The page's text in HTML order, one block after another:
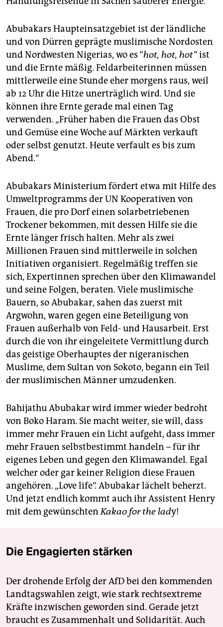
Abubakars Haupteinsatzgebiet ist der ländliche
und von Dürren geprägte muslimische Nordosten
und Nordwesten Nigerias, wo es “hot, hot, hot“ist
und die Ernte mäßig. Feldarbeiterinnen müssen
mittlerweile eine Stunde eher morgens raus, weil
ab 12 Uhr die Hitze unerträglich wird. Und sie
können ihre Ernte gerade mal einen Tag
verwenden. „Früher haben die Frauen das Obst
und Gemüse eine Woche auf Märkten verkauft
oder selbst genutzt. Heute verfault es bis zum
Abend.“
Abubakars Ministerium fördert etwa mit Hilfe des
Umweltprogramms der UN Kooperativen von
Frauen, die pro Dorf einen solarbetriebenen
Trockener bekommen, mit dessen Hilfe sie die
Ernte länger frisch halten. Mehr als zwei
Millionen Frauen sind mittlerweile in solchen
Initiativen organisiert. Regelmäßig treffen sie
sich, Expertinnen sprechen über den Klimawandel
und seine Folgen, beraten. Viele muslimische
Bauern, so Abubakar, sahen das zuerst mit
Argwohn, waren gegen eine Beteiligung von
Frauen außerhalb von Feld- und Hausarbeit. Erst
durch die von ihr eingeleitete Vermittlung durch
das geistige Oberhauptes der nigeranischen
Muslime, dem Sultan von Sokoto, begann ein Teil
der muslimischen Männer umzudenken.
Bahijathu Abubakar wird immer wieder bedroht
von Boko Haram. Sie macht weiter, sie will, dass
immer mehr Frauen ein Licht aufgeht, dass immer
mehr Frauen selbstbestimmt handeln – für ihr
eigenes Leben und gegen den Klimawandel. Egal
welcher oder gar keiner Religion diese Frauen
angehören. „Love life“. Abubakar lächelt beherzt.
Und jetzt endlich kommt auch ihr Assistent Henry
mit dem gewünschtenKakao for the lady!
Die Engagierten stärken
Der drohende Erfolg der AfD bei den kommenden
Landtagswahlen zeigt, wie stark rechtsextreme
Kräfte inzwischen geworden sind. Gerade jetzt
braucht es Zusammenhalt und Solidarität. Auch